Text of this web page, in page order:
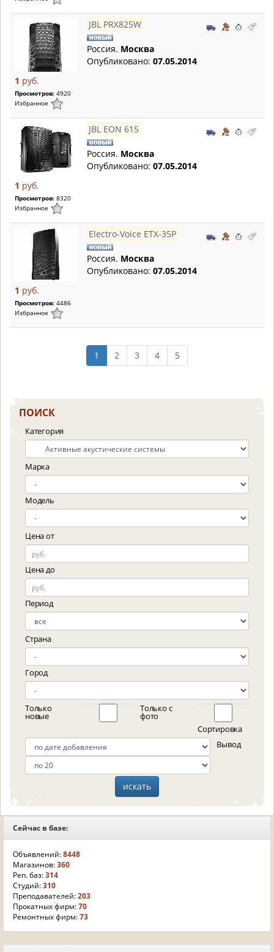
1 руб.
Просмотров: 4920
Избранное
JBL PRX825W
Россия. Москва
Опубликовано: 07.05.2014
1 руб.
Просмотров: 8320
Избранное
JBL EON 615
Россия. Москва
Опубликовано: 07.05.2014
1 руб.
Просмотров: 4486
Избранное
Electro-Voice ETX-35P
Россия. Москва
Опубликовано: 07.05.2014
1 2 3 4 5
ПОИСК
Категория
Марка
Модель
Цена от
Цена до
Период
Страна
Город
Только
новые
Только с
фото
Сортировка
Вывод
Сейчас в базе:
Объявлений:8448
Магазинов:360
Реп. баз:314
Студий:310
Преподавателей:203
Прокатных фирм:70
Ремонтных фирм:73